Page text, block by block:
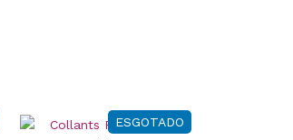
ESGOTADO